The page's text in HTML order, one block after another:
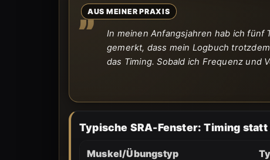
AUS MEINER PRAXIS
In meinen Anfangsjahren hab ich fünf
gemerkt, dass mein Logbuch
das Timing. Sobald ich Frequenz und
Typische SRA-Fenster: Timing
Muskel/Übungstyp